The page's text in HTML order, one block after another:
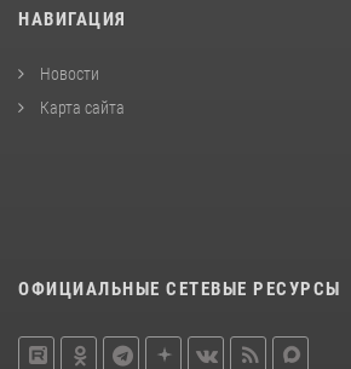
НАВИГАЦИЯ
Новости
Карта сайта
ОФИЦИАЛЬНЫЕ СЕТЕВЫЕ РЕСУРСЫ